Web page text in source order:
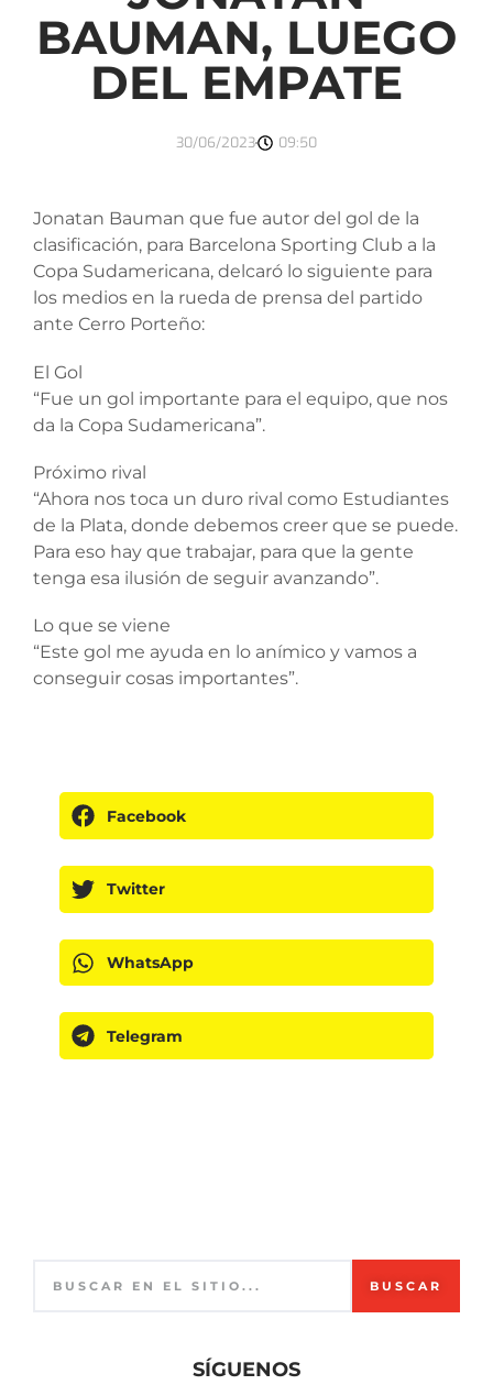
BAUMAN, LUEGO
DEL EMPATE
30/06/2023 09:50
Jonatan Bauman que fue autor del gol de la
clasificación, para Barcelona Sporting Club a la
Copa Sudamericana, delcaró lo siguiente para
los medios en la rueda de prensa del partido
ante Cerro Porteño:
El Gol
“Fue un gol importante para el equipo, que nos
da la Copa Sudamericana”.
Próximo rival
“Ahora nos toca un duro rival como Estudiantes
de la Plata, donde debemos creer que se puede.
Para eso hay que trabajar, para que la gente
tenga esa ilusión de seguir avanzando”.
Lo que se viene
“Este gol me ayuda en lo anímico y vamos a
conseguir cosas importantes”.
Facebook
Twitter
WhatsApp
Telegram
BUSCAR
SÍGUENOS